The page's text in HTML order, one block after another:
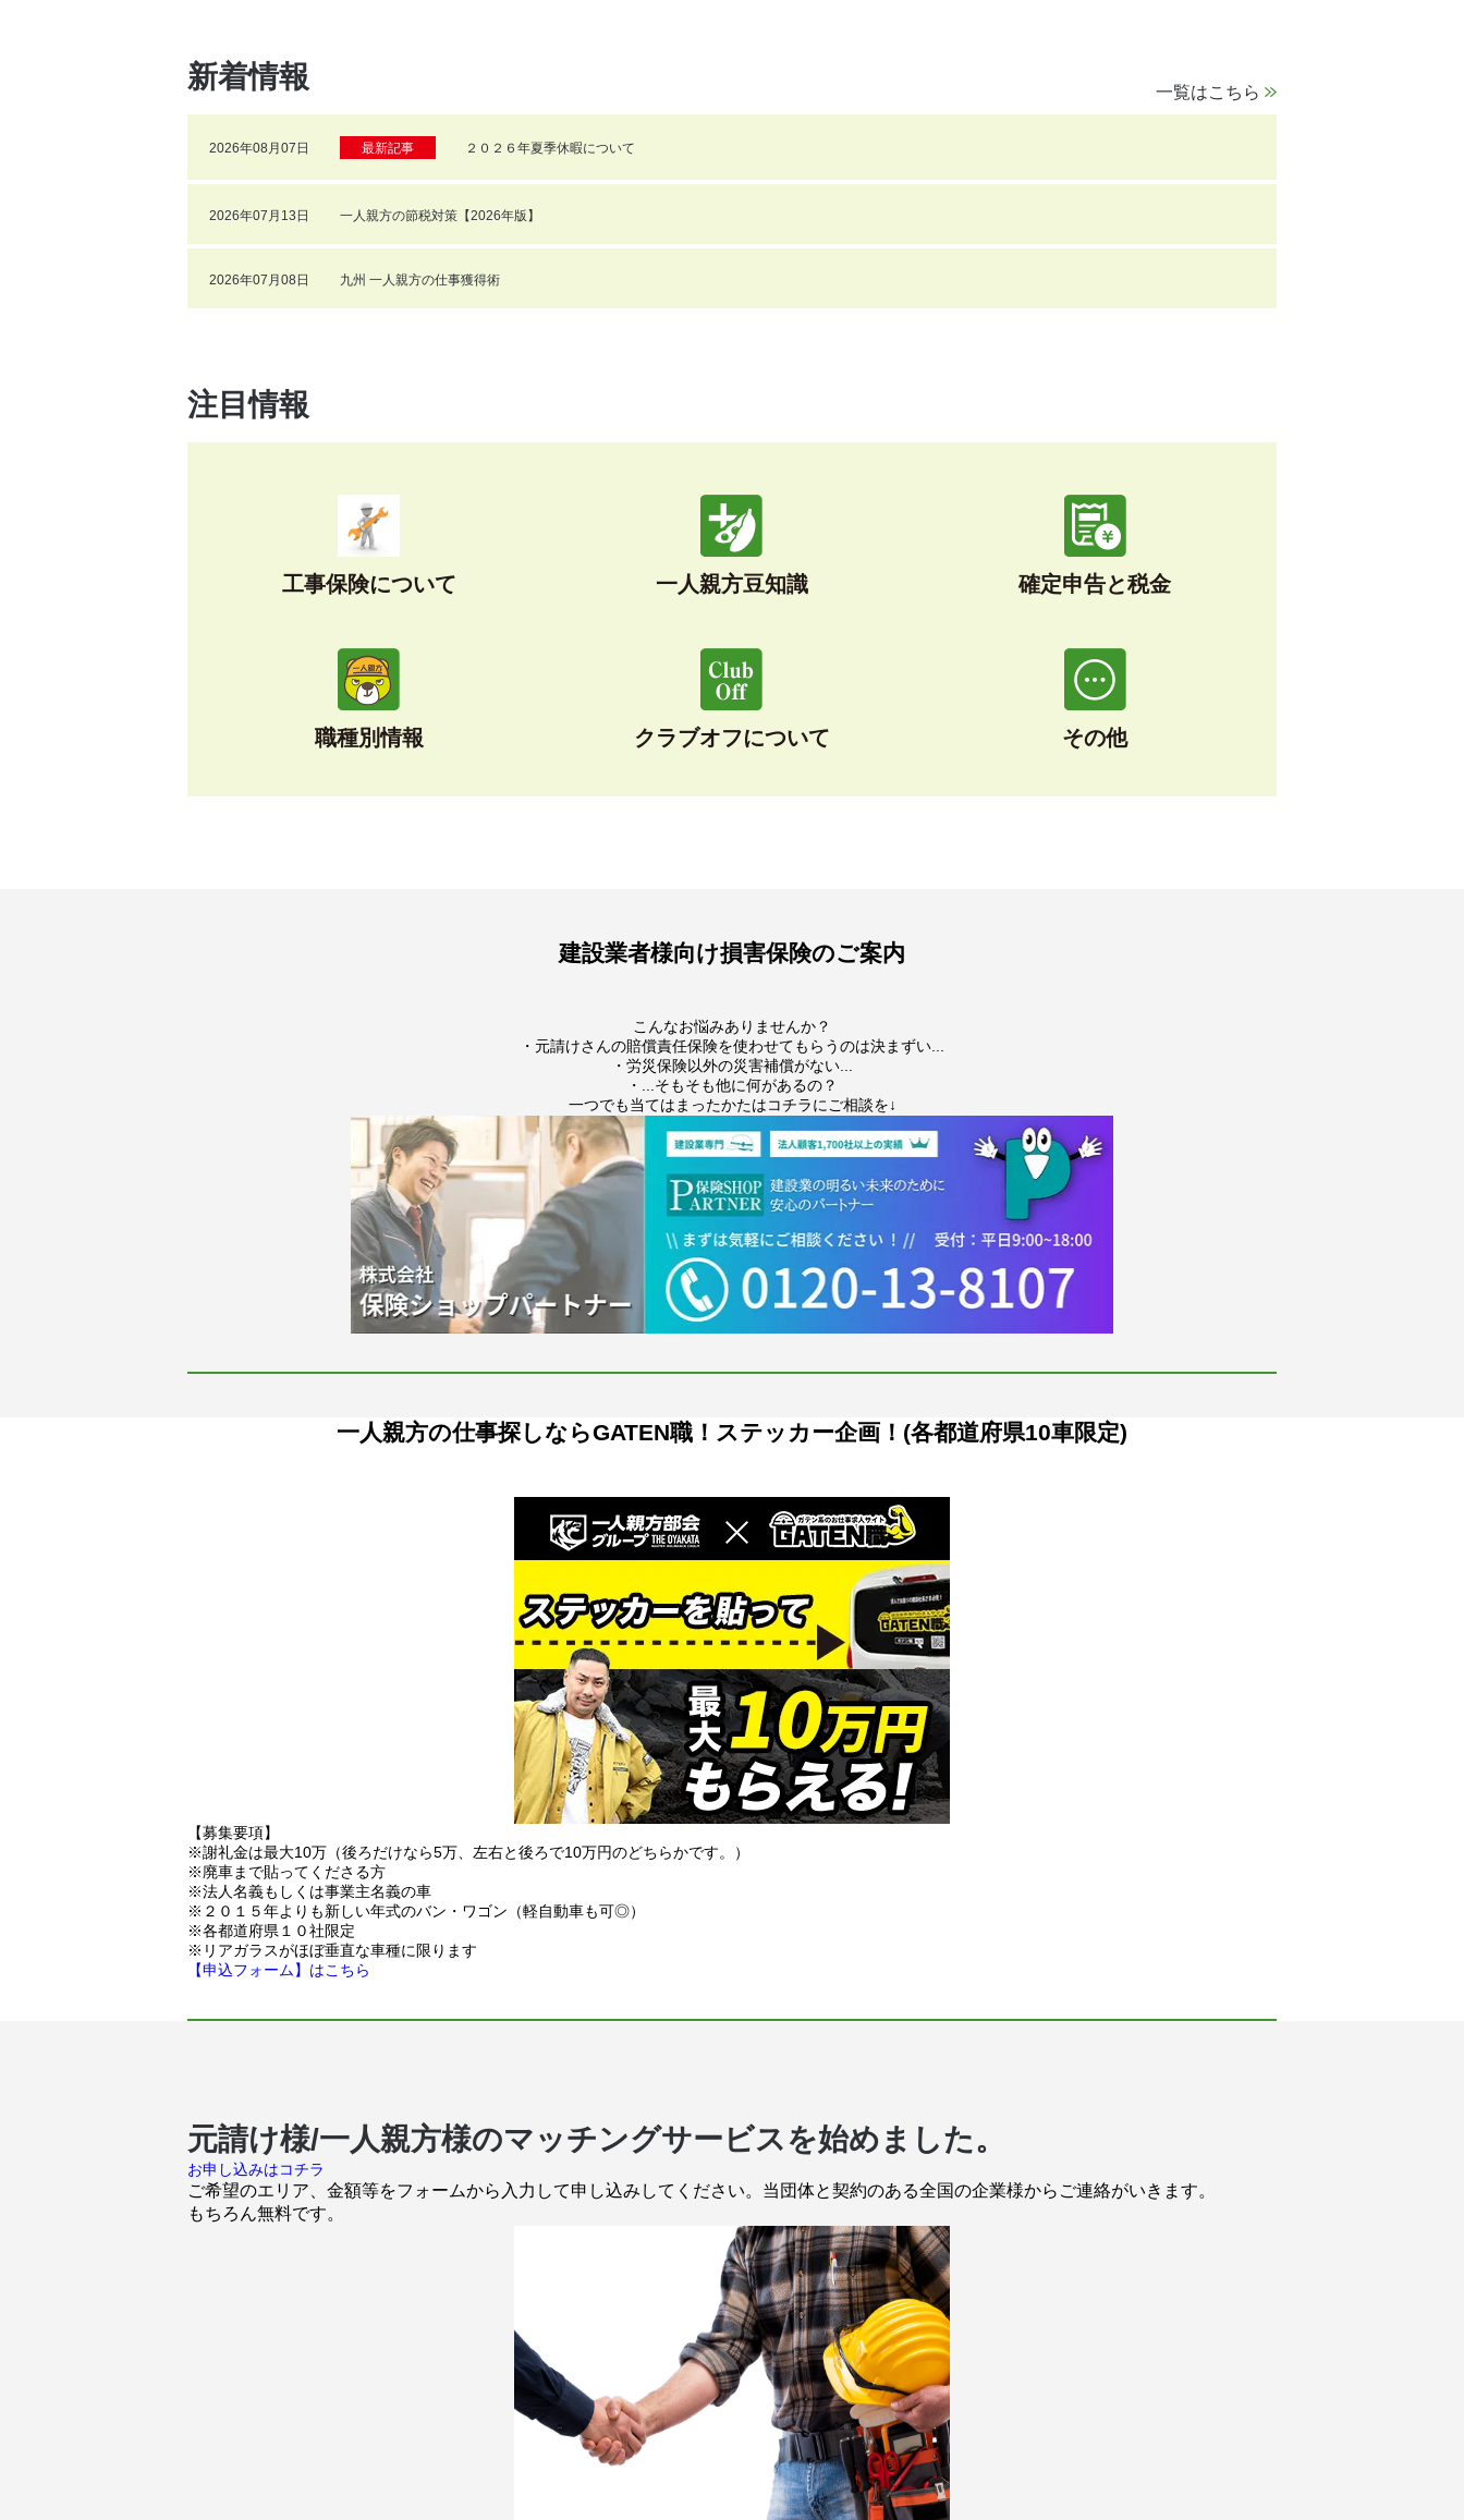
新着情報
2026年08月07日 最新記事 ２０２６年夏季休暇について
2026年07月13日 一人親方の節税対策【2026年版】
2026年07月08日 九州 一人親方の仕事獲得術
一覧はこちら
注目情報
工事保険について 一人親方豆知識 確定申告と税金
職種別情報 クラブオフについて その他
建設業者様向け損害保険のご案内
こんなお悩みありませんか？
・元請けさんの賠償責任保険を使わせてもらうのは決まずい...
・労災保険以外の災害補償がない...
・...そもそも他に何があるの？
一つでも当てはまったかたはコチラにご相談を↓
一人親方の仕事探しならGATEN職！ステッカー企画！(各都道府県10車限定)
【募集要項】
※謝礼金は最大10万（後ろだけなら5万、左右と後ろで10万円のどちらかです。）
※廃車まで貼ってくださる方
※法人名義もしくは事業主名義の車
※２０１５年よりも新しい年式のバン・ワゴン（軽自動車も可◎）
※各都道府県１０社限定
※リアガラスがほぼ垂直な車種に限ります
【申込フォーム】はこちら
元請け様/一人親方様のマッチングサービスを始めました。
お申し込みはコチラ
ご希望のエリア、金額等をフォームから入力して申し込みしてください。当団体と契約のある全国の企業様からご連絡がいきます。
もちろん無料です。